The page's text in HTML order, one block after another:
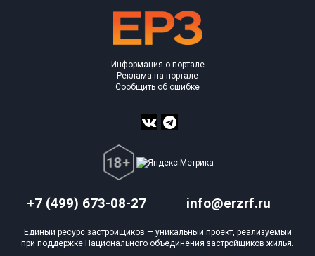
+7 (499) 673-08-27 info@erzrf.ru
Информация о портале
Реклама на портале
Сообщить об ошибке
Единый ресурс застройщиков — уникальный проект, реализуемый
при поддержке Национального объединения застройщиков жилья.